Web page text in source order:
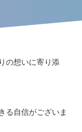
の想いに寄り添
る自信がございま